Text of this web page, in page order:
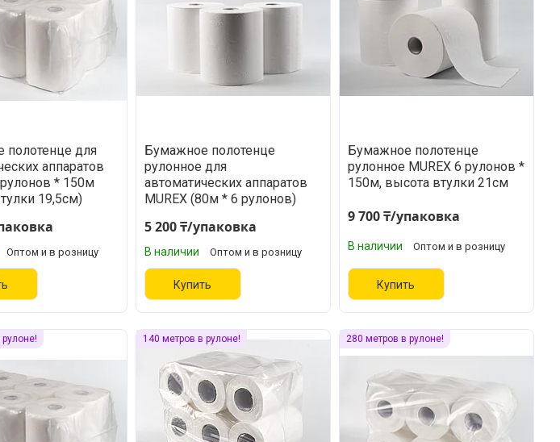
полотенце для
аппаратов
рулонов * 150м
19,5см)
Оптом и в розницу
Бумажное полотенце
рулонное для
автоматических аппаратов
MUREX (80м * 6 рулонов)
5 200 ₸/упаковка
В наличии Оптом и в розницу
Купить
Бумажное полотенце
рулонное MUREX 6 рулонов *
150м, высота втулки 21см
9 700 ₸/упаковка
В наличии Оптом и в розницу
Купить
140 метров в рулоне! 280 метров в рулоне!